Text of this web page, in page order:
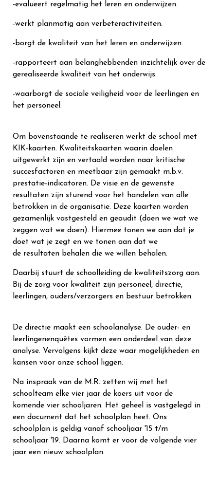
-evalueert regelmatig het leren en onderwijzen.
-werkt planmatig aan verbeteractiviteiten.
-borgt de kwaliteit van het leren en onderwijzen.
-rapporteert aan belanghebbenden inzichtelijk over de
gerealiseerde kwaliteit van het onderwijs.
-waarborgt de sociale veiligheid voor de leerlingen en
het personeel.
Om bovenstaande te realiseren werkt de school met
KIK-kaarten. Kwaliteitskaarten waarin doelen
uitgewerkt zijn en vertaald worden naar kritische
succesfactoren en meetbaar zijn gemaakt m.b.v.
prestatie-indicatoren. De visie en de gewenste
resultaten zijn sturend voor het handelen van alle
betrokken in de organisatie. Deze kaarten worden
gezamenlijk vastgesteld en geaudit (doen we wat we
zeggen wat we doen). Hiermee tonen we aan dat je
doet wat je zegt en we tonen aan dat we
de resultaten behalen die we willen behalen.
Daarbij stuurt de schoolleiding de kwaliteitszorg aan.
Bij de zorg voor kwaliteit zijn personeel, directie,
leerlingen, ouders/verzorgers en bestuur betrokken.
De directie maakt een schoolanalyse. De ouder- en
leerlingenenquêtes vormen een onderdeel van deze
analyse. Vervolgens kijkt deze waar mogelijkheden en
kansen voor onze school liggen.
Na inspraak van de M.R. zetten wij met het
schoolteam elke vier jaar de koers uit voor de
komende vier schooljaren. Het geheel is vastgelegd in
een document dat het schoolplan heet. Ons
schoolplan is geldig vanaf schooljaar '15 t/m
schooljaar '19. Daarna komt er voor de volgende vier
jaar een nieuw schoolplan.